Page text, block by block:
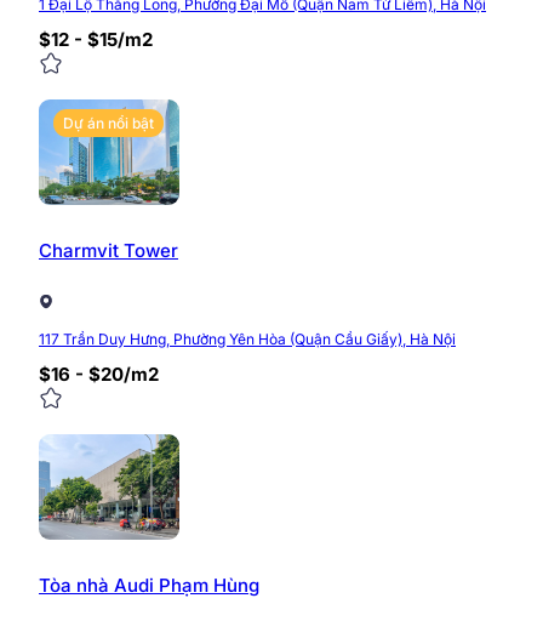
Website:
Fanpage:
0/5(0 Reviews)
1 Đại Lộ Thăng Long, Phường Đại Mỗ (Quận Nam Từ Liêm), Hà Nội
$12 - $15/m2
Dự án nổi bật
Charmvit Tower
117 Trần Duy Hưng, Phường Yên Hòa (Quận Cầu Giấy), Hà Nội
$16 - $20/m2
Tòa nhà Audi Phạm Hùng